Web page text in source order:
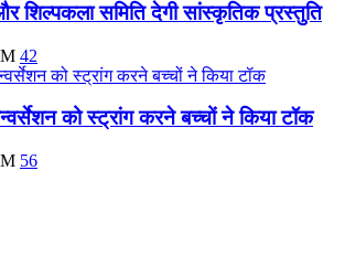
शिल्पकला समिति देगी सांस्कृतिक प्रस्तुति
42
को स्ट्रांग करने बच्चों ने किया टॉक
56